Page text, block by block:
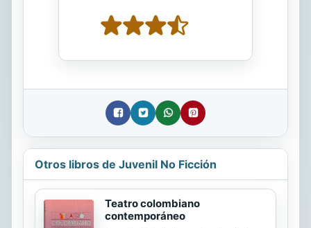
Otros libros de Juvenil No Ficción
Teatro colombiano
contemporáneo